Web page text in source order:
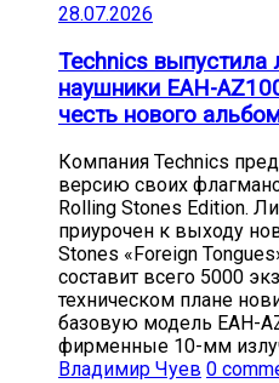
28.07.2026
Technics выпустила
наушники EAH-
честь нового
Компания Technics
версию своих
Rolling Stones Edition.
приурочен к выходу
Stones «Foreign
составит всего 5000
техническом плане
базовую модель EAH-
фирменные 10-мм
Владимир Чуев 0